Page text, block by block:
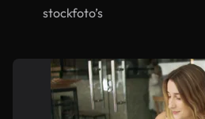
stockfoto’s